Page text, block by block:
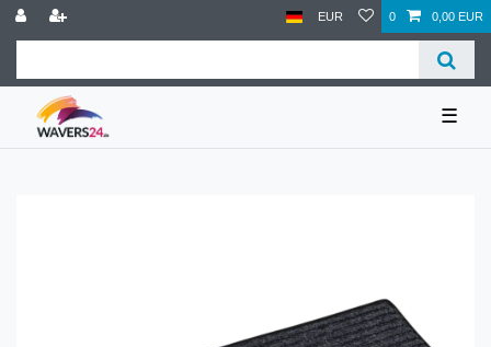
EUR 0 0,00 EUR
☰